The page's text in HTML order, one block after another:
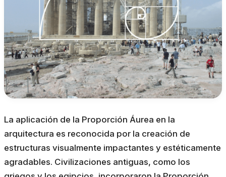
La aplicación de la Proporción Áurea en la
arquitectura es reconocida por la creación de
estructuras visualmente impactantes y estéticamente
agradables. Civilizaciones antiguas, como los